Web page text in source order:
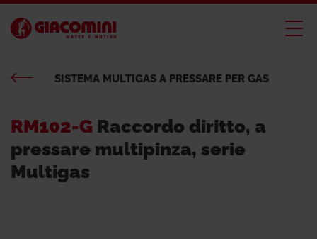
SISTEMA MULTIGAS A PRESSARE PER GAS
RM102-G Raccordo diritto, a
pressare multipinza, serie
Multigas